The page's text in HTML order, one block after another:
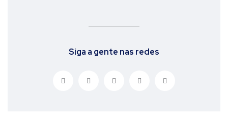
Siga a gente nas redes